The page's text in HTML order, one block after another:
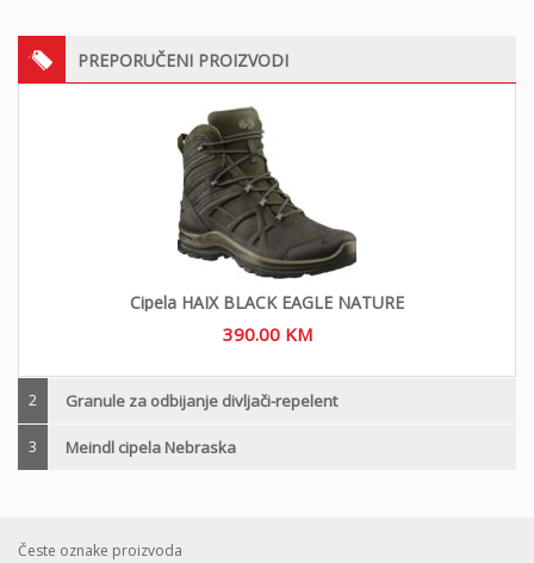
PREPORUČENI PROIZVODI
Cipela HAIX BLACK EAGLE NATURE
390.00 KM
2 Granule za odbijanje divljači-repelent
3 Meindl cipela Nebraska
Česte oznake proizvoda